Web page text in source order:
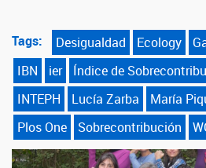
Tags: Desigualdad Ecology
IBN
ier
Índice de
INTEPH
Lucía Zarba
María
Plos One
Sobrecontribución